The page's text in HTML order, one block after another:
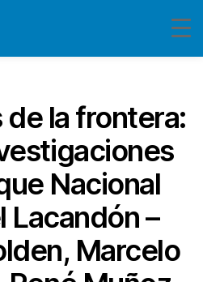
la frontera:
Nacional
Lacandón –
Marcelo